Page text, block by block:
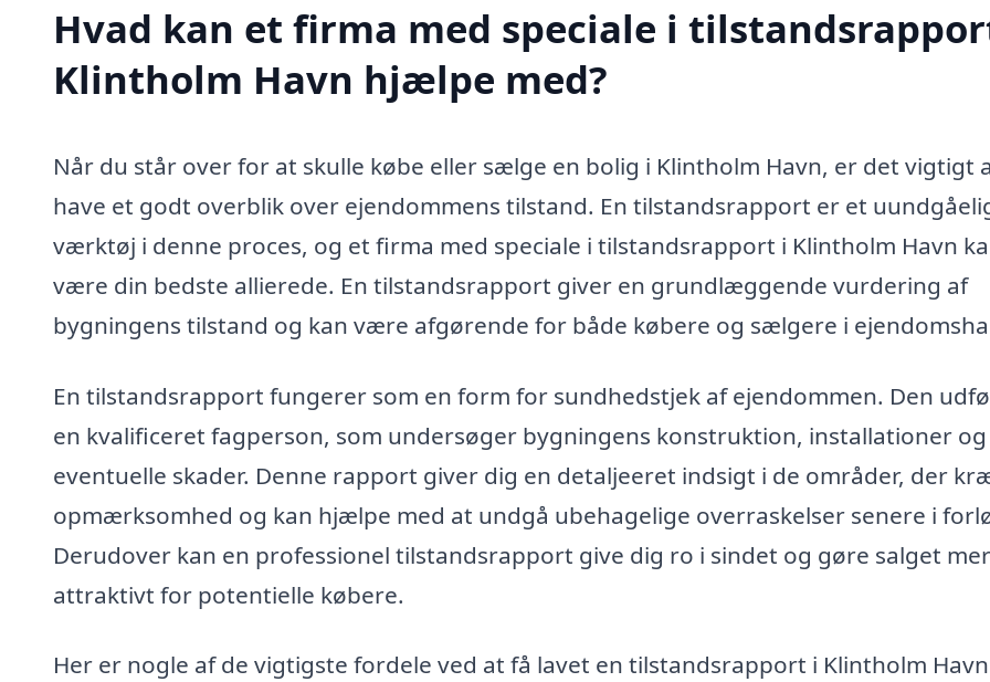
Hvad kan et firma med speciale i
Klintholm Havn hjælpe med?
Når du står over for at skulle købe eller sælge en bolig i Klintholm Havn, er det vigtigt
have et godt overblik over ejendommens tilstand. En tilstandsrapport er et
værktøj i denne proces, og et firma med speciale i tilstandsrapport i Klintholm Havn
være din bedste allierede. En tilstandsrapport giver en grundlæggende vurdering af
bygningens tilstand og kan være afgørende for både købere og sælgere i
En tilstandsrapport fungerer som en form for sundhedstjek af ejendommen. Den
en kvalificeret fagperson, som undersøger bygningens konstruktion, installationer og
eventuelle skader. Denne rapport giver dig en detaljeeret indsigt i de områder, der
opmærksomhed og kan hjælpe med at undgå ubehagelige overraskelser senere i
Derudover kan en professionel tilstandsrapport give dig ro i sindet og gøre salget
attraktivt for potentielle købere.
Her er nogle af de vigtigste fordele ved at få lavet en tilstandsrapport i Klintholm